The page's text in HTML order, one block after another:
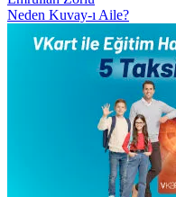
Neden Kuvay-ı Aile?